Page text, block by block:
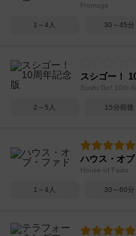
Fromage
1～4人 30～45分
スシゴー！
Sushi Go! 10th
2～5人 15分前後
ハウス・オ
House of Fado
1～4人 30～60分